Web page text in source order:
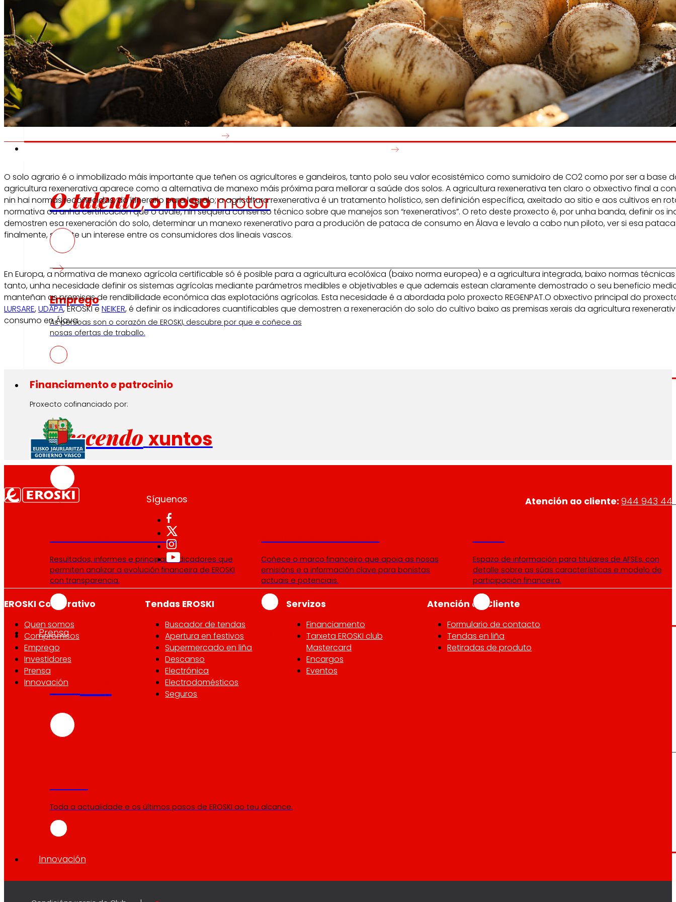
Fomentamosa
alimentación saudable.
Xeramos riqueza locale
solidariedadena
contorna.
Promovemosa
satisfacción e o
desenvolvemento das
persoas traballadoras.
Escoitamose
as persoas
O talento,o nosomotor
Emprego
As persoas son o corazón de EROSKI, descubre por que e coñece as
nosas ofertas de traballo.
Investidores
Crecendo xuntos
Información financeira
Resultados, informes e principais indicadores que
permiten analizar a evolución financeira de EROSKI
con transparencia.
Coñece o marco financeiro que apoia as nosas
emisións e a información clave para bonistas
actuais e potenciais.
Espazo de información para titulares de AFSEs, con
detalle sobre as súas características e modelo de
participación financeira.
Prensa
Ao
Toda a actualidade e os últimos pasos de EROSKI ao teu alcance.
Innovación
O solo agrario é o inmobilizado máis importante que teñen os agricultores e gandeiros, tanto polo seu valor ecosistémico como sumidoiro de CO2 como por ser a base
agricultura rexenerativa aparece como a alternativa de manexo máis próxima para mellorar a saúde dos solos. A agricultura rexenerativa ten claro o obxectivo final a
nin hai normas recoñecidas, do itinerario para logralo; a agricultura rexenerativa é un tratamento holístico, sen definición específica, axeitado ao sitio e aos cultivos en
normativa ou unha certificación que o avale, nin sequera consenso técnico sobre que manejos son “rexenerativos”. O reto deste proxecto é, por unha banda, definir os
demostren esa rexeneración do solo, determinar un manexo rexenerativo para a produción de pataca de consumo en Álava e levalo a cabo nun piloto, ver si esa
finalmente, si existe un interese entre os consumidores dos lineais vascos.
En Europa, a normativa de manexo agrícola certificable só é posible para a agricultura ecolóxica (baixo norma europea) e a agricultura integrada, baixo normas
tanto, unha necesidade definir os sistemas agrícolas mediante parámetros medibles e objetivables e que ademais estean claramente demostrado o seu beneficio
manteñan as premisas de rendibilidade económica das explotacións agrícolas. Esta necesidade é a abordada polo proxecto REGENPAT.O obxectivo principal do
LURSARE,UDAPA, EROSKI e NEIKER, é definir os indicadores cuantificables que demostren a rexeneración do solo do cultivo baixo as premisas xerais da agricultura
consumo en Álava.
Financiamento e patrocinio
Proxecto cofinanciado por:
Síguenos Atención ao cliente: 944 943
EROSKI Corporativo
Quen somos
Compromisos
Emprego
Investidores
Prensa
Innovación
Tendas EROSKI
Buscador de tendas
Apertura en festivos
Supermercado en liña
Descanso
Electrónica
Electrodomésticos
Seguros
Servizos
Financiamento
Tarxeta EROSKI club
Mastercard
Encargos
Eventos
Atención ao Cliente
Formulario de contacto
Tendas en liña
Retiradas de produto